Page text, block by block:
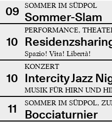
09
SOMMER IM SÜDPOL
Sommer-Slam
10
PERFORMANCE,
Spazio! Vita! Libertà!
10
KONZERT
Intercity Jazz
MUSIK FÜR HIRN UND
11 SOMMER IM SÜDPOL,
Bocciaturnier